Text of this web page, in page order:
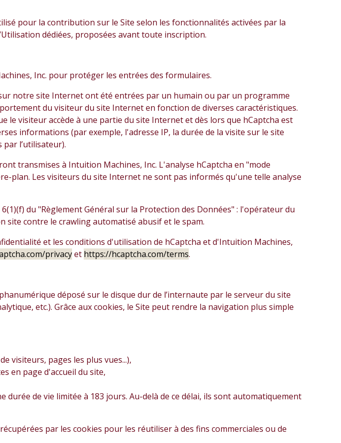
pour la contribution sur le Site selon les fonctionnalités activées par la
dédiées, proposées avant toute inscription.
Inc. pour protéger les entrées des formulaires.
notre site Internet ont été entrées par un humain ou par un programme
du visiteur du site Internet en fonction de diverses caractéristiques.
le visiteur accède à une partie du site Internet et dès lors que hCaptcha est
informations (par exemple, l'adresse IP, la durée de la visite sur le site
l’utilisateur).
transmises à Intuition Machines, Inc. L'analyse hCaptcha en "mode
plan. Les visiteurs du site Internet ne sont pas informés qu'une telle analyse
du "Règlement Général sur la Protection des Données" : l'opérateur du
contre le crawling automatisé abusif et le spam.
et les conditions d'utilisation de hCaptcha et d'Intuition Machines,
privacyet https://hcaptcha.com/terms.
déposé sur le disque dur de l’internaute par le serveur du site
etc.). Grâce aux cookies, le Site peut rendre la navigation plus simple
visiteurs, pages les plus vues...),
en page d'accueil du site,
de vie limitée à 183 jours. Au-delà de ce délai, ils sont automatiquement
par les cookies pour les réutiliser à des fins commerciales ou de